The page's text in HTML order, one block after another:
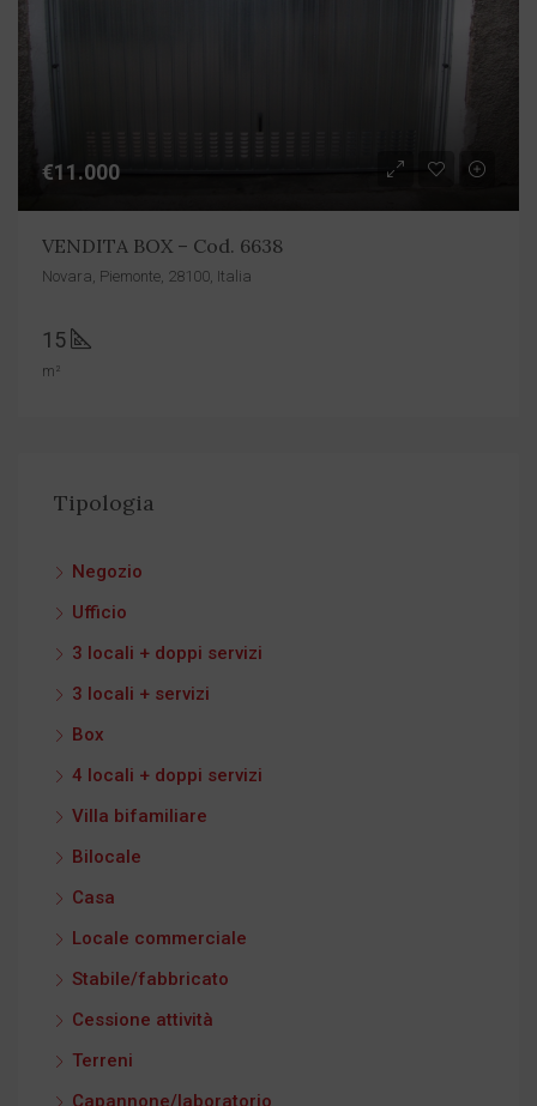
€11.000
VENDITA BOX – Cod. 6638
Novara, Piemonte, 28100, Italia
15
m²
Tipologia
Negozio
Ufficio
3 locali + doppi servizi
3 locali + servizi
Box
4 locali + doppi servizi
Villa bifamiliare
Bilocale
Casa
Locale commerciale
Stabile/fabbricato
Cessione attività
Terreni
Capannone/laboratorio